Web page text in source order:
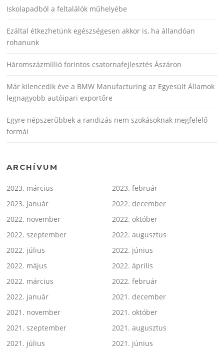
Iskolapadból a feltalálók műhelyébe
Ezáltal étkezhetünk egészségesen akkor is, ha állandóan
rohanunk
Háromszázmillió forintos csatornafejlesztés Ászáron
Már kilencedik éve a BMW Manufacturing az Egyesült Államok
legnagyobb autóipari exportőre
Egyre népszerűbbek a randizás nem szokásoknak megfelelő
formái
ARCHÍVUM
2023. március
2023. február
2023. január
2022. december
2022. november
2022. október
2022. szeptember
2022. augusztus
2022. július
2022. június
2022. május
2022. április
2022. március
2022. február
2022. január
2021. december
2021. november
2021. október
2021. szeptember
2021. augusztus
2021. július
2021. június